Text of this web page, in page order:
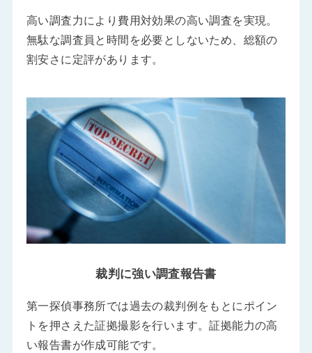
高い調査力により費用対効果の高い調査を実現。
無駄な調査員と時間を必要としないため、総額の
割安さに定評があります。
裁判に強い調査報告書
第一探偵事務所では過去の裁判例をもとにポイン
トを押さえた証拠撮影を行います。証拠能力の高
い報告書が作成可能です。